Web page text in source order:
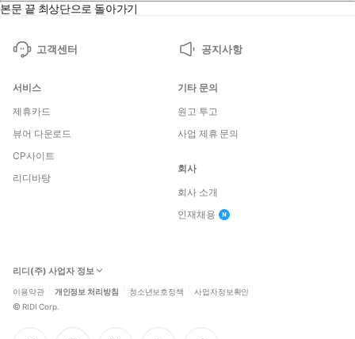
본문 끝 최상단으로 돌아가기
고객센터 공지사항
서비스
제휴카드
뷰어 다운로드
CP사이트
리디바탕
기타 문의
원고 투고
사업 제휴 문의
회사
회사 소개
인재채용
리디(주) 사업자 정보
이용약관 개인정보 처리방침 청소년보호정책 사업자정보확인
© RIDI Corp.